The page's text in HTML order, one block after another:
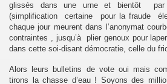
glissés dans une urne et bientôt par
(simplification certaine pour la fraude
chaque jour meurent dans l’anonymat
contraintes , jusqu’à plier genoux pour
dans cette soi-disant démocratie, celle du
Alors leurs bulletins de vote oui mais
tirons la chasse d’eau ! Soyons des
de l'Otan